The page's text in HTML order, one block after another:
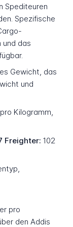
Spediteuren
Spezifische
und das
Gewicht, das
und
Kilogramm,
Freighter: 102
pro
den Addis